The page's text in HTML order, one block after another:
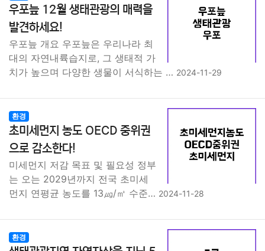
종교 사회 경제 마케팅
부동산 외국어 교육 교통 생활
우포늪 12월 생태관광의 매력을
발견하세요!
우포늪 개요 우포늪은 우리나라 최
대의 자연내륙습지로, 그 생태적 가
치가 높으며 다양한 생물이 서식하는 … 2024-11-29
환경
초미세먼지 농도 OECD 중위권
으로 감소한다!
미세먼지 저감 목표 및 필요성 정부
는 오는 2029년까지 전국 초미세
먼지 연평균 농도를 13㎍/㎥ 수준… 2024-11-28
환경